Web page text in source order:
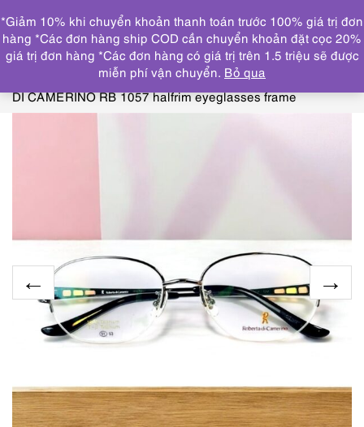
DANH MỤC
Trang chủ KÍNH MẮT
GỌNG KÍNH MỚI/CHƯA SỬ
5534-Gọng kính nữ-Mới/Chưa sử dụng-ROBERTA
DI CAMERINO RB 1057 halfrim eyeglasses frame
*Giảm 10% khi chuyển khoản thanh toán trước 100% giá trị đơn
hàng *Các đơn hàng ship COD cần chuyển khoản đặt cọc 20%
giá trị đơn hàng *Các đơn hàng có giá trị trên 1.5 triệu sẽ được
miễn phí vận chuyển. Bỏ qua